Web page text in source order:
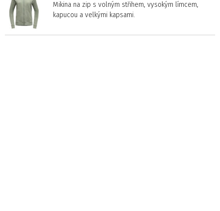
Mikina na zip s volným střihem, vysokým límcem,
kapucou a velkými kapsami.